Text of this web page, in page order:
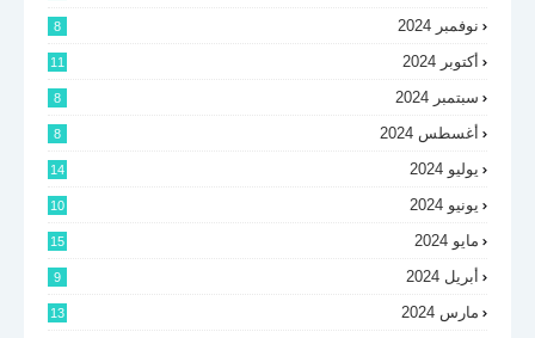
نوفمبر 2024 8
أكتوبر 2024 11
سبتمبر 2024 8
أغسطس 2024 8
يوليو 2024 14
يونيو 2024 10
مايو 2024 15
أبريل 2024 9
مارس 2024 13